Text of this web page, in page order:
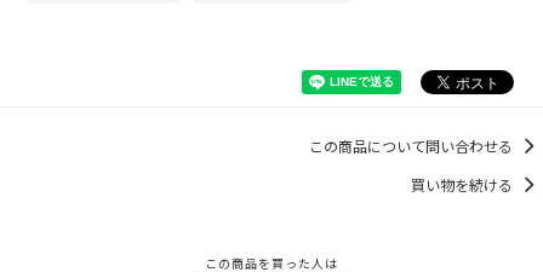
この商品について問い合わせる
買い物を続ける
この商品を買った人は